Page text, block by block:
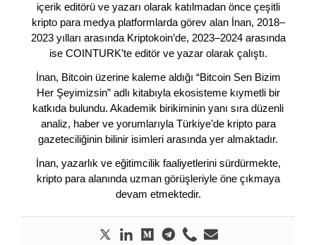
içerik editörü ve yazarı olarak katılmadan önce çeşitli
kripto para medya platformlarda görev alan İnan, 2018–
2023 yılları arasında Kriptokoin’de, 2023–2024 arasında
ise COINTURK’te editör ve yazar olarak çalıştı.
İnan, Bitcoin üzerine kaleme aldığı “Bitcoin Sen Bizim
Her Şeyimizsin” adlı kitabıyla ekosisteme kıymetli bir
katkıda bulundu. Akademik birikiminin yanı sıra düzenli
analiz, haber ve yorumlarıyla Türkiye’de kripto para
gazeteciliğinin bilinir isimleri arasında yer almaktadır.
İnan, yazarlık ve eğitimcilik faaliyetlerini sürdürmekte,
kripto para alanında uzman görüşleriyle öne çıkmaya
devam etmektedir.